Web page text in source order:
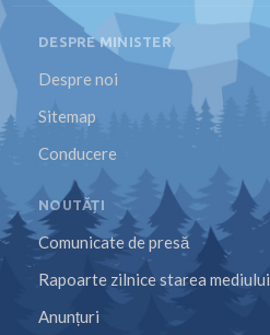
DESPRE MINISTER
Despre noi
Sitemap
Conducere
NOUTĂȚI
Comunicate de presă
Rapoarte zilnice starea mediului
Anunțuri